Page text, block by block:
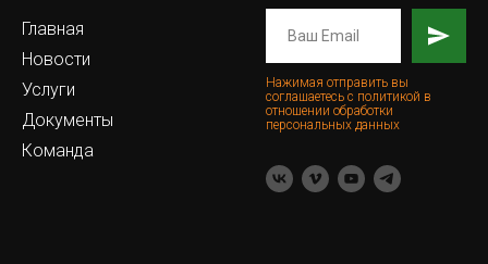
Главная
Новости
Услуги
Документы
Команда
Нажимая отправить вы
соглашаетесь с политикой в
отношении обработки
персональных данных